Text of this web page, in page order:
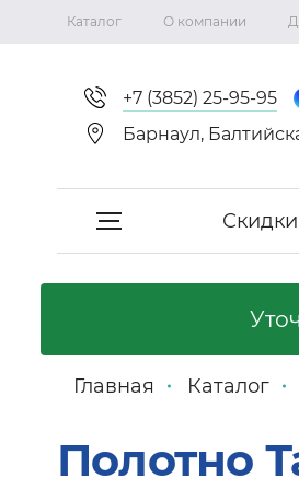
Каталог О компании
+7 (3852) 25-95-95
Барнаул,
Скидки
Межкомнатные
Фабрика «Двери
Главная Каталог
Полотно